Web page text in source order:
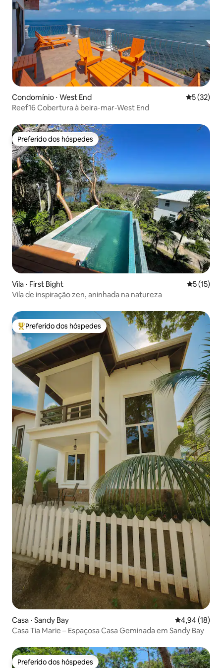
Condomínio ⋅ West End 5 de uma
5 (32)
Reef16 Cobertura à beira-mar-West End
Preferido dos hóspedes
Preferido dos hóspedes
Vila ⋅ First Bight 5 de uma
5 (15)
Vila de inspiração zen, aninhada na natureza
Entre os melhores preferidos dos hóspedes
Preferido dos hóspedes
Casa ⋅ Sandy Bay 4,94 de uma
4,94 (18)
Casa Tia Marie – Espaçosa Casa Geminada em Sandy Bay
Preferido dos hóspedes